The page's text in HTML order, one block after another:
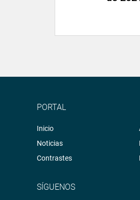
PORTAL
Inicio
Noticias
Contrastes
SÍGUENOS